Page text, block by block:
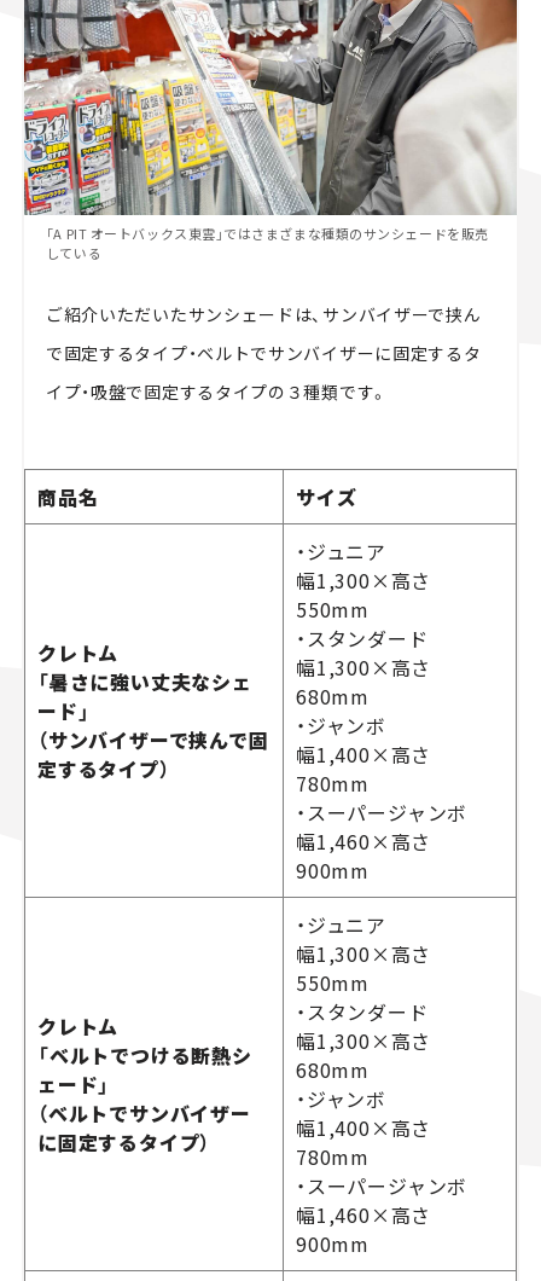
「A PIT オートバックス東雲」ではさまざまな種類のサンシェードを販売
している
ご紹介いただいたサンシェードは、サンバイザーで挟ん
で固定するタイプ・ベルトでサンバイザーに固定するタ
イプ・吸盤で固定するタイプの３種類です。
商品名 サイズ
クレトム
「暑さに強い丈夫なシェ
ード」
（サンバイザーで挟んで固
定するタイプ）
・ジュニア
幅1,300×高さ
550mm
・スタンダード
幅1,300×高さ
680mm
・ジャンボ
幅1,400×高さ
780mm
・スーパージャンボ
幅1,460×高さ
900mm
クレトム
「ベルトでつける断熱シ
ェード」
（ベルトでサンバイザー
に固定するタイプ）
・ジュニア
幅1,300×高さ
550mm
・スタンダード
幅1,300×高さ
680mm
・ジャンボ
幅1,400×高さ
780mm
・スーパージャンボ
幅1,460×高さ
900mm